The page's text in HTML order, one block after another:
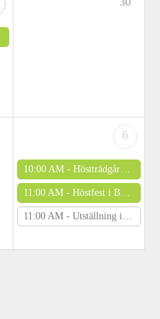
6
10:00 AM - Höstträdgårdsmässa i Hembygdsparken i Ängelholm, fri entré
11:00 AM - Höstfest i Bergianska trädgården
11:00 AM - Utställning i Orangeriet, Uppsala botaniska trädgård